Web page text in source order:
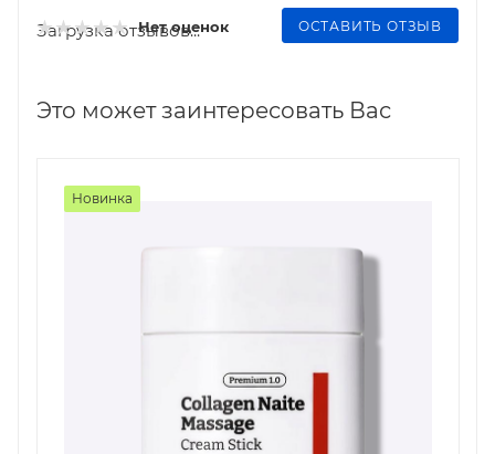
Нет оценок ОСТАВИТЬ ОТЗЫВ
Загрузка отзывов...
Это может заинтересовать Вас
Новинка